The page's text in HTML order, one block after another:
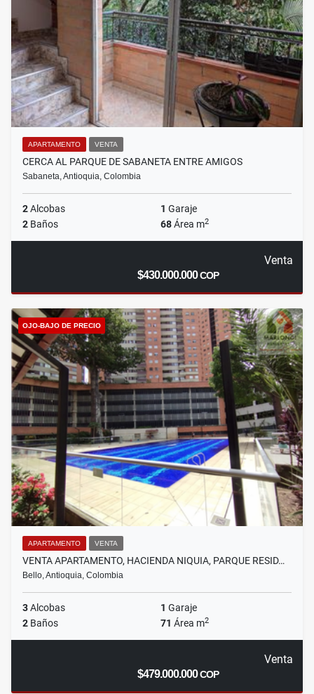
APARTAMENTO VENTA
CERCA AL PARQUE DE SABANETA ENTRE AMIGOS
Sabaneta, Antioquia, Colombia
2Alcobas 1 Garaje
2 Baños 68Área m2
Venta
$430.000.000COP
OJO-BAJO DE PRECIO
APARTAMENTO VENTA
VENTA APARTAMENTO, HACIENDA NIQUIA, PARQUE RESID…
Bello, Antioquia, Colombia
3Alcobas 1 Garaje
2 Baños 71 Área m2
Venta
$479.000.000COP